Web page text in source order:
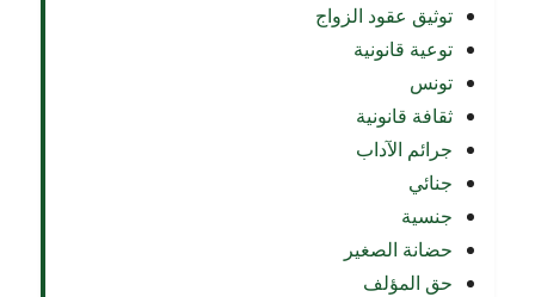
توثيق عقود الزواج
توعية قانونية
تونس
ثقافة قانونية
جرائم الآداب
جنائي
جنسية
حضانة الصغير
حق المؤلف